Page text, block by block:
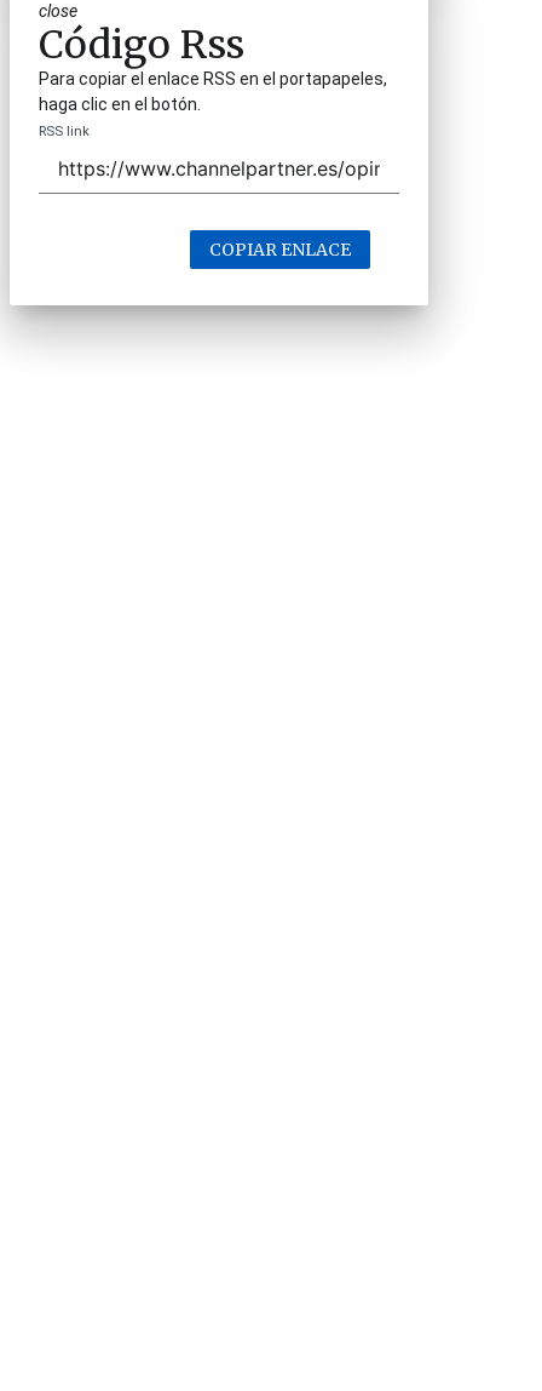
close
Código Rss
Para copiar el enlace RSS en el portapapeles,
haga clic en el botón.
RSS link
COPIAR ENLACE